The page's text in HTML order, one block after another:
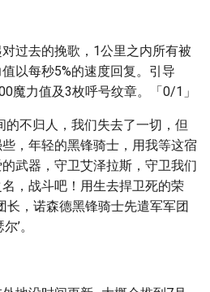
过去的挽歌，1公里之内所有被
以每秒5%的速度回复。引导
魔力值及3枚呼号纹章。「0/1」
的不归人，我们失去了一切，但
，年轻的黑锋骑士，用我等这宿
武器，守卫艾泽拉斯，守卫我们
，战斗吧！用生去捍卫死的荣
，诺森德黑锋骑士先遣军军团
’。